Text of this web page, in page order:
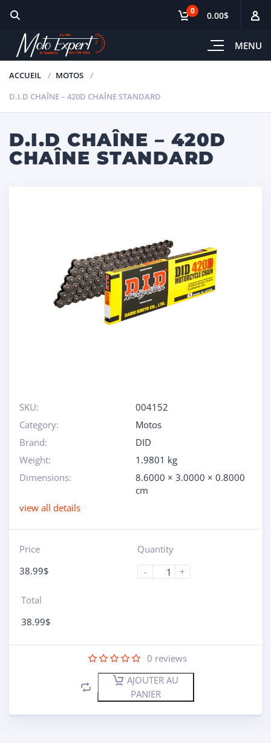
MENU
0 0.00$
ACCUEIL
MOTOS
D.I.D CHAÎNE – 420D CHAÎNE STANDARD
D.I.D CHAÎNE – 420D
CHAÎNE STANDARD
SKU:
004152
Category:
Motos
Brand:
DID
Weight:
1.9801 kg
Dimensions:
8.6000 × 3.0000 × 0.8000
cm
view all details
Price
38.99$
Quantity
-
+
Total
38.99$
0 reviews
AJOUTER AU
PANIER